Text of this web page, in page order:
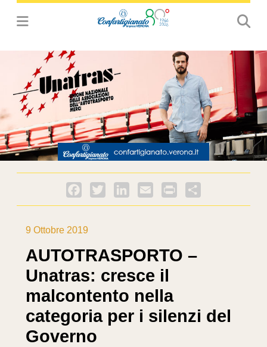
Facebook
Twitter LinkedInEmail PrintFriendly
9 Ottobre 2019
AUTOTRASPORTO –
Unatras: cresce il
malcontento nella
categoria per i silenzi del
Governo